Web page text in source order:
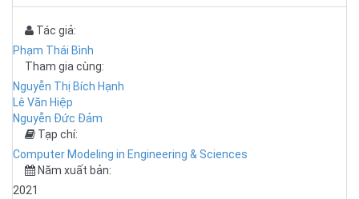
Tác giả:
Phạm Thái Bình
Tham gia cùng:
Nguyễn Thị Bích Hạnh
Lê Văn Hiệp
Nguyễn Đức Đảm
Tạp chí:
Computer Modeling in Engineering & Sciences
Năm xuất bản:
2021